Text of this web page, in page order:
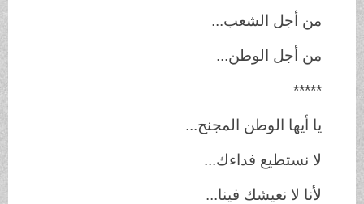
من أجل الشعب...
من أجل الوطن...
*****
يا أيها الوطن المجنح...
لا نستطيع فداءك...
لأنا لا نعيشك فينا...